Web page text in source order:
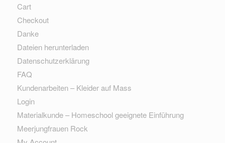
Cart
Checkout
Danke
Dateien herunterladen
Datenschutzerklärung
FAQ
Kundenarbeiten – Kleider auf Mass
Login
Materialkunde – Homeschool geeignete Einführung
Meerjungfrauen Rock